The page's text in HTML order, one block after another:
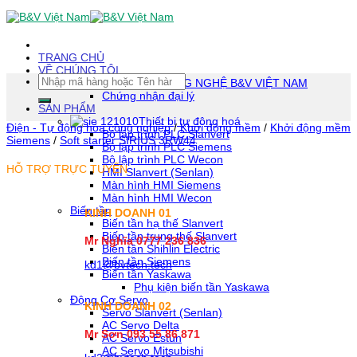
Skip
To
(tạm
dịch)
TRANG CHỦ
VỀ CHÚNG TÔI
CÔNG TY TNHH CÔNG NGHỆ B&V VIỆT NAM
Chứng nhận đại lý
SẢN PHẨM
Thiết bị tự động hoá
Bộ lập trình PLC Slanvert
Bộ lập trình PLC Siemens
Bộ lập trình PLC Wecon
HMI Slanvert (Senlan)
Màn hình HMI Siemens
Màn hình HMI Wecon
Biến tần
Biến tần hạ thế Slanvert
Biến tần trung thế Slanvert
Biến tần Shihlin Electric
Biến tần Siemens
Biến tần Yaskawa
Phụ kiện biến tần Yaskawa
Động Cơ Servo
Servo Slanvert (Senlan)
AC Servo Delta
AC Servo Estun
AC Servo Mitsubishi
Tìm
kiếm:
Điện - Tự động hóa công nghiệp / Khởi động mềm / Khởi động mềm
Siemens / Soft starter SIRIUS 3RW44
HỖ TRỢ TRỰC TUYẾN
KINH DOANH 01
Mr Nghĩa 0777 236 836
kd1@bvtech.tech
KINH DOANH 02
Mr Sơn093 55 86 871